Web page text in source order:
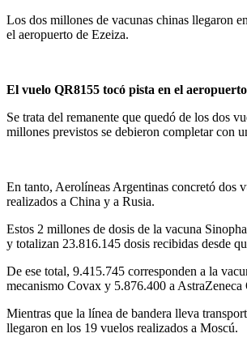
Los dos millones de vacunas chinas llegaron
el aeropuerto de Ezeiza.
El vuelo QR8155 tocó pista en el
Se trata del remanente que quedó de los dos
millones previstos se debieron completar con
En tanto, Aerolíneas Argentinas concretó dos
realizados a China y a Rusia.
Estos 2 millones de dosis de la vacuna
y totalizan 23.816.145 dosis recibidas desde
De ese total, 9.415.745 corresponden a la
mecanismo Covax y 5.876.400 a
Mientras que la línea de bandera lleva
llegaron en los 19 vuelos realizados a Moscú.